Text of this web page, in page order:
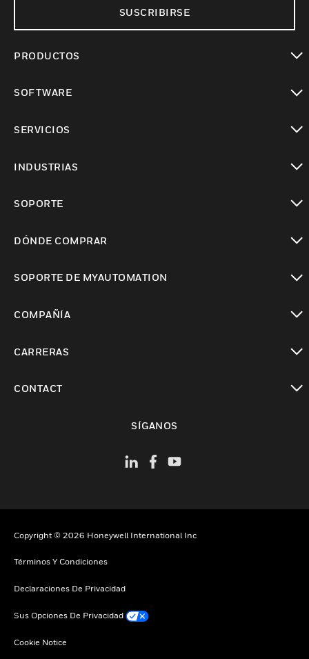
SUSCRIBIRSE
PRODUCTOS
SOFTWARE
SERVICIOS
INDUSTRIAS
SOPORTE
DÓNDE COMPRAR
SOPORTE DE MYAUTOMATION
COMPAÑÍA
CARRERAS
CONTACT
SÍGANOS
Copyright © 2026 Honeywell International Inc
Términos Y Condiciones
Declaraciones De Privacidad
Sus Opciones De Privacidad
Cookie Notice